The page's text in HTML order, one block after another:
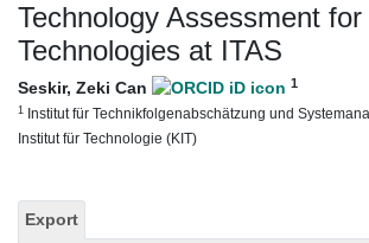
Technology Assessment
Technologies at ITAS
Seskir, Zeki Can 1
1 Institut für Technikfolgenabschätzung und
Institut für Technologie (KIT)
Export